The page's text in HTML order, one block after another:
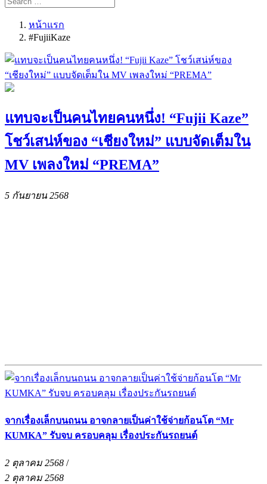
หน้าแรก
#FujiiKaze
แทบจะเป็นคนไทยคนหนึ่ง! “Fujii Kaze”
โชว์เสน่ห์ของ “เชียงใหม่” แบบจัดเต็มใน
MV เพลงใหม่ “PREMA”
5 กันยายน 2568
จากเรื่องเล็กบนถนน อาจกลายเป็นค่าใช้จ่ายก้อนโต “Mr
KUMKA” รับจบ ครอบคลุม เรื่องประกันรถยนต์
2 ตุลาคม 2568 /
2 ตุลาคม 2568